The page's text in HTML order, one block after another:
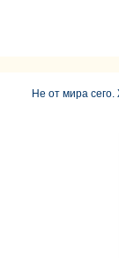
Не от мира